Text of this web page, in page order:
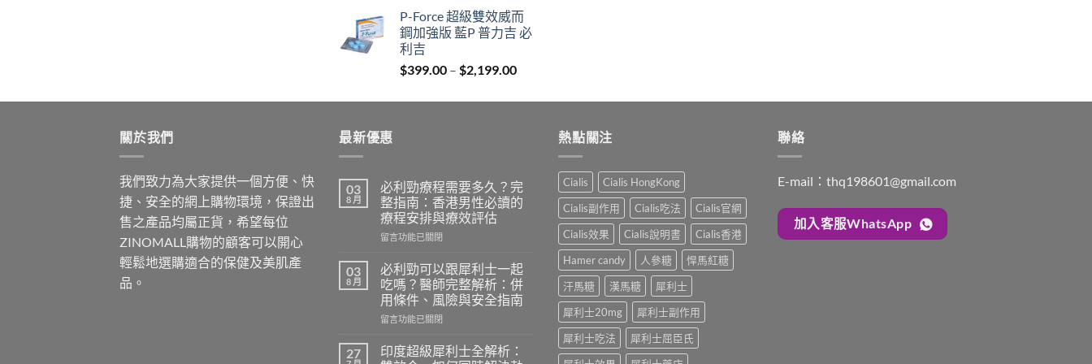
$1,899.00
through
P-Force 超級雙效威而
鋼加強版 藍P 普力吉 必
利吉
$399.00 – $2,199.00Price
$399.00
$2,199.00
關於我們
我們致力為大家提供一個方便、快
捷、安全的網上購物環境，保證出
售之產品均屬正貨，希望每位
ZINOMALL購物的顧客可以開心
輕鬆地選購適合的保健及美肌產
品。
最新優惠
03
8 月
必利勁療程需要多久？完
整指南：香港男性必讀的
療程安排與療效評估
在
利
勁
療
程
需
多
久？
留言功能已關閉
03
8 月
必利勁可以跟犀利士一起
吃嗎？醫師完整解析：併
用條件、風險與安全指南
在
利
勁
留言功能已關閉
27
印度超級犀利士全解析：
熱點關注
Cialis
Cialis HongKong
Cialis副作用
Cialis吃法
Cialis官網
Cialis效果
Cialis說明書
Cialis香港
Hamer candy
人參糖
悍馬紅糖
汗馬糖
漢馬糖
犀利士
犀利士20mg
犀利士副作用
犀利士吃法
犀利士屈臣氏
聯絡
E-mail： thq198601@gmail.com
加入客服WhatsApp